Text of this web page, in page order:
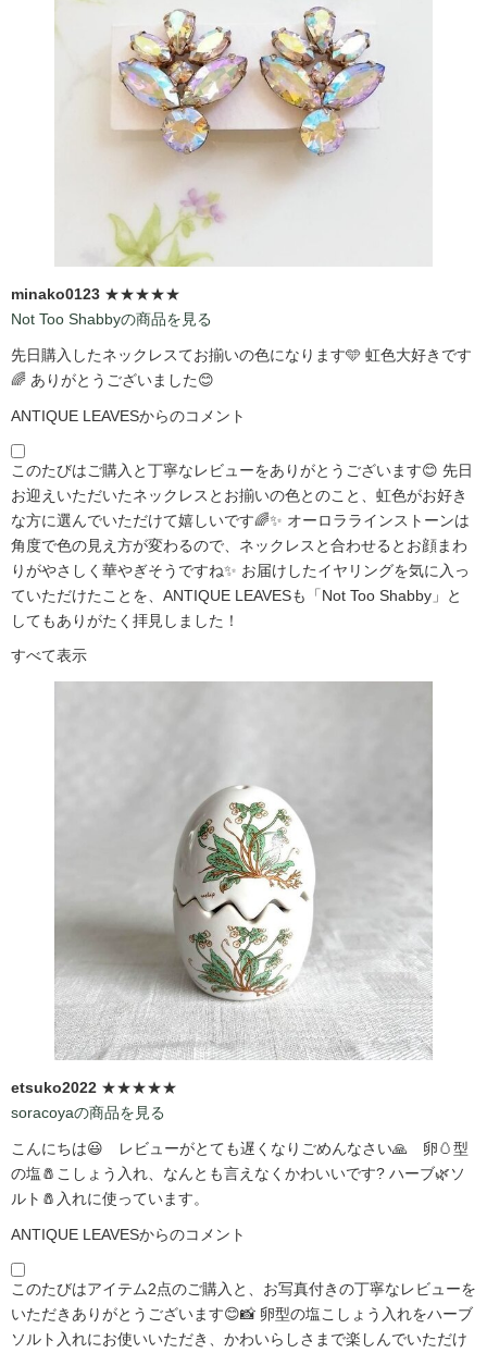
minako0123 ★★★★★
Not Too Shabbyの商品を見る
先日購入したネックレスてお揃いの色になります🩵 虹色大好きです
🌈 ありがとうございました😊
ANTIQUE LEAVESからのコメント
このたびはご購入と丁寧なレビューをありがとうございます😊 先日
お迎えいただいたネックレスとお揃いの色とのこと、虹色がお好き
な方に選んでいただけて嬉しいです🌈✨ オーロララインストーンは
角度で色の見え方が変わるので、ネックレスと合わせるとお顔まわ
りがやさしく華やぎそうですね✨ お届けしたイヤリングを気に入っ
ていただけたことを、ANTIQUE LEAVESも「Not Too Shabby」と
してもありがたく拝見しました！
すべて表示
etsuko2022 ★★★★★
soracoyaの商品を見る
こんにちは😃 レビューがとても遅くなりごめんなさい🙏 卵🥚型
の塩🧂こしょう入れ、なんとも言えなくかわいいです?️ ハーブ🌿ソ
ルト🧂入れに使っています。
ANTIQUE LEAVESからのコメント
このたびはアイテム2点のご購入と、お写真付きの丁寧なレビューを
いただきありがとうございます😊📸 卵型の塩こしょう入れをハーブ
ソルト入れにお使いいただき、かわいらしさまで楽しんでいただけ